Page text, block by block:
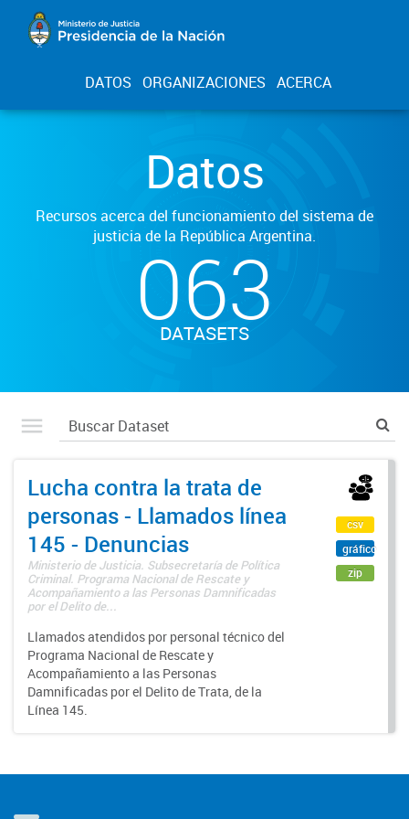
DATOS ORGANIZACIONES ACERCA
Datos
Recursos acerca del funcionamiento del sistema de
justicia de la República Argentina.
063
DATASETS
Lucha contra la trata de
personas - Llamados línea
145 - Denuncias
Ministerio de Justicia. Subsecretaría de Política
Criminal. Programa Nacional de Rescate y
Acompañamiento a las Personas Damnificadas
por el Delito de...
Llamados atendidos por personal técnico del
Programa Nacional de Rescate y
Acompañamiento a las Personas
Damnificadas por el Delito de Trata, de la
Línea 145.
csv
gráfico
zip